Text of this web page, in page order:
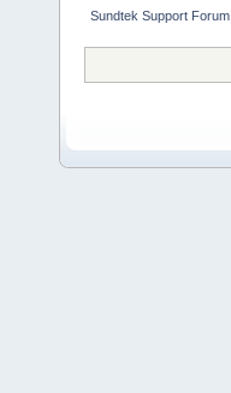
Sundtek Support Forum